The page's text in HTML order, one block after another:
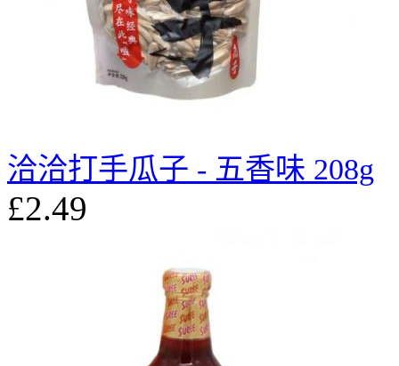
洽洽打手瓜子 - 五香味 208g
£2.49